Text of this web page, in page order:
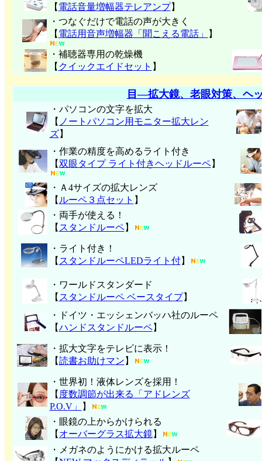
【 電話音量増幅器テレアンプ】
・つなぐだけで電話の声が大きく
【 電話用音声増幅器「聞こえる電話」 】
・補聴器専用の乾燥機
【 クイックエイドセット 】
目―拡大鏡、老眼対策、ヘ
・パソコンの文字を拡大
【 ノートパソコン用モニター拡大レン
ズ】
・作業の精度を高めるライト付き
【双眼タイプ ライト付きヘッドルーペ】
・Ａ4サイズの拡大レンズ
【 ルーペ３点セット 】
・両手が使える！
【 スタンドルーペ】
・ライト付き！
【 スタンドルーペLEDライト付】
・ワールドスタンダード
【 スタンドルーペ ベースタイプ】
・ドイツ・エッシェンバッハ社のルーペ
【ハンド スタンドルーペ】
・拡大文字をテレビに表示！
【読書お助けマン 】
・世界初！液体レンズを採用！
【 度数調節が出来る「アドレンズ
P.O.V」
】
・眼鏡の上からかけられる
【 オーバーグラス拡大鏡】
・メガネのようにかける拡大ルーペ